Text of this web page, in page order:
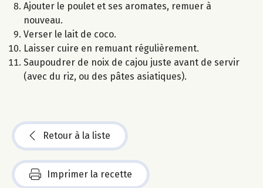
Ajouter le poulet et ses aromates, remuer à
nouveau.
Verser le lait de coco.
Laisser cuire en remuant régulièrement.
Saupoudrer de noix de cajou juste avant de servir
(avec du riz, ou des pâtes asiatiques).
Retour à la liste
Imprimer la recette